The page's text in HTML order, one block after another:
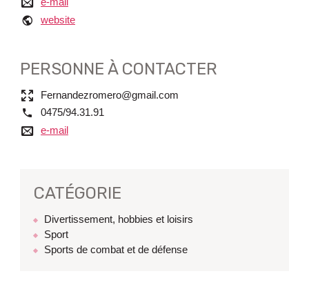
websitewebsite
PERSONNE À CONTACTER
NomFernandezromero@gmail.com
tél.
0475/94.31.91
e-maile-mail
CATÉGORIE
Divertissement, hobbies et loisirs
Sport
Sports de combat et de défense